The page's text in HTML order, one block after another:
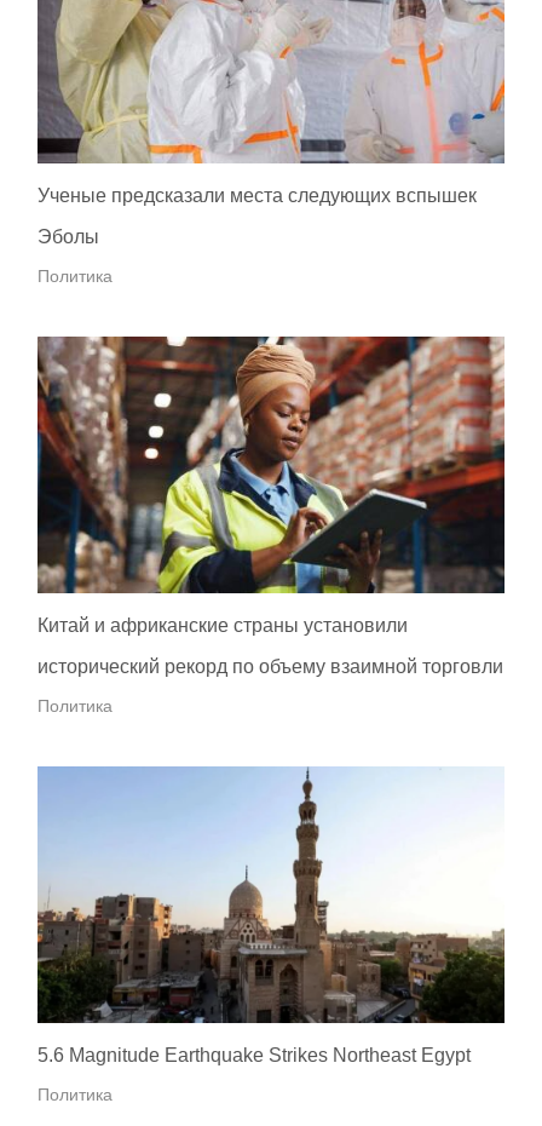
Ученые предсказали места следующих вспышек
Эболы
Политика
Китай и африканские страны установили
исторический рекорд по объему взаимной торговли
Политика
5.6 Magnitude Earthquake Strikes Northeast Egypt
Политика